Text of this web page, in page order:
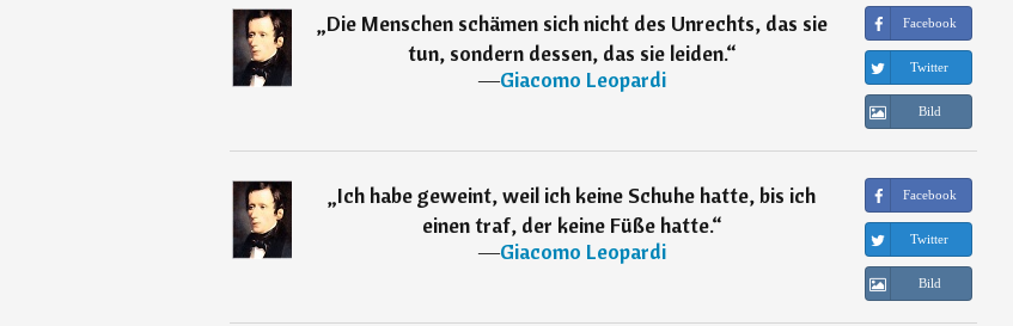
„Die Menschen schämen sich nicht des Unrechts, das sie
tun, sondern dessen, das sie leiden.“
―Giacomo Leopardi
Facebook
Twitter
Bild
„Ich habe geweint, weil ich keine Schuhe hatte, bis ich
einen traf, der keine Füße hatte.“
―Giacomo Leopardi
Facebook
Twitter
Bild